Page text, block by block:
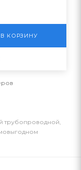
В КОРЗИНУ
трубопроводной,